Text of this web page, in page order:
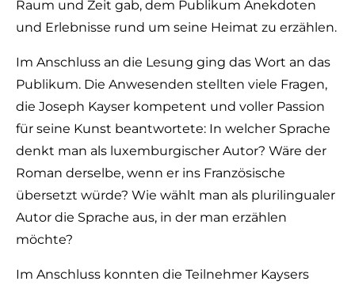
Raum und Zeit gab, dem Publikum Anekdoten
und Erlebnisse rund um seine Heimat zu erzählen.
Im Anschluss an die Lesung ging das Wort an das
Publikum. Die Anwesenden stellten viele Fragen,
die Joseph Kayser kompetent und voller Passion
für seine Kunst beantwortete: In welcher Sprache
denkt man als luxemburgischer Autor? Wäre der
Roman derselbe, wenn er ins Französische
übersetzt würde? Wie wählt man als plurilingualer
Autor die Sprache aus, in der man erzählen
möchte?
Im Anschluss konnten die Teilnehmer Kaysers